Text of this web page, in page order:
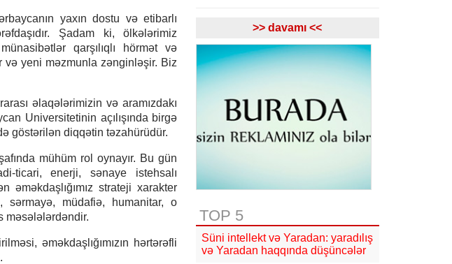
yaxın dostu və etibarlı
Şadam ki, ölkələrimiz
qarşılıqlı hörmət və
və yeni məzmunla zənginləşir. Biz
əlaqələrimizin və aramızdakı
Universitetinin açılışında birgə
göstərilən diqqətin təzahürüdür.
mühüm rol oynayır. Bu gün
ticari, enerji, sənaye istehsalı
strateji xarakter
sərmayə, müdafiə, humanitar, o
məsələlərdəndir.
əməkdaşlığımızın hərtərəfli
Bakı və Zəngilanda yaşıllıqlar
qanunsuz kəsilib, təbiətə 83 840
manatlıq ziyan dəyib
17:09 Bakıda estetik əməliyyatdan
sonra pasiyentin ölüm faktı üzrə
17:03 Lənkəranda təqaüdçüləri
aldadan şəxs saxlanılıb
16:26 Bəzi yerlərdə külək
güclənəcək -XƏBƏRDARLIQ
16:10 Jurnalistika ixtisası üzrə
>> davamı <<
TOP 5
Süni intellekt və Yaradan: yaradılış
və Yaradan haqqında düşüncələr